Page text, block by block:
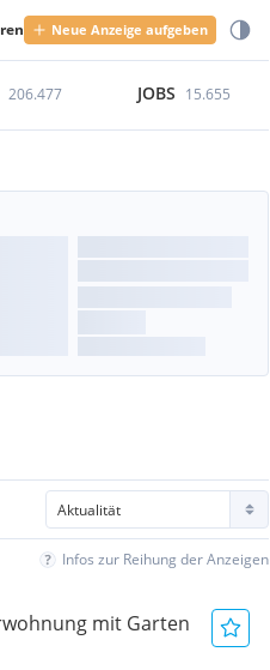
Neue Anzeige aufgeben
206.477 JOBS 15.655
Infos zur Reihung der Anzeigen
mit Garten